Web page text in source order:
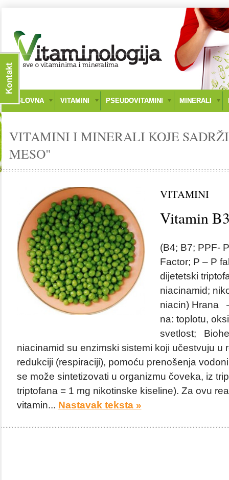
NASLOVNA VITAMINI PSEUDOVITAMINI MINERALI
VITAMINI I MINERALI KOJE
MESO"
VITAMINI
Vitamin
(B4; B7; PPF-
Factor; P – P
dijetetski
niacinamid;
niacin) Hrana
na: toplotu,
svetlost;
niacinamid su enzimski sistemi koji učestvuju u
redukciji (respiraciji), pomoću prenošenja
se može sintetizovati u organizmu čoveka, iz
triptofana = 1 mg nikotinske kiseline). Za ovu
vitamin... Nastavak teksta »